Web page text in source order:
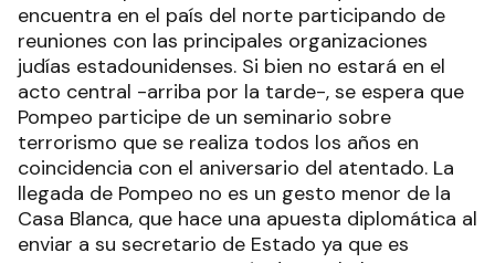
encuentra en el país del norte participando de
reuniones con las principales organizaciones
judías estadounidenses. Si bien no estará en el
acto central -arriba por la tarde-, se espera que
Pompeo participe de un seminario sobre
terrorismo que se realiza todos los años en
coincidencia con el aniversario del atentado. La
llegada de Pompeo no es un gesto menor de la
Casa Blanca, que hace una apuesta diplomática al
enviar a su secretario de Estado ya que es